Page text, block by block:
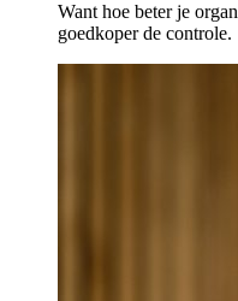
Want hoe beter je
goedkoper de controle.